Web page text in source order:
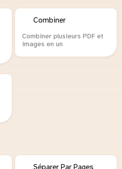
Combiner
Combiner plusieurs PDF et
images en un